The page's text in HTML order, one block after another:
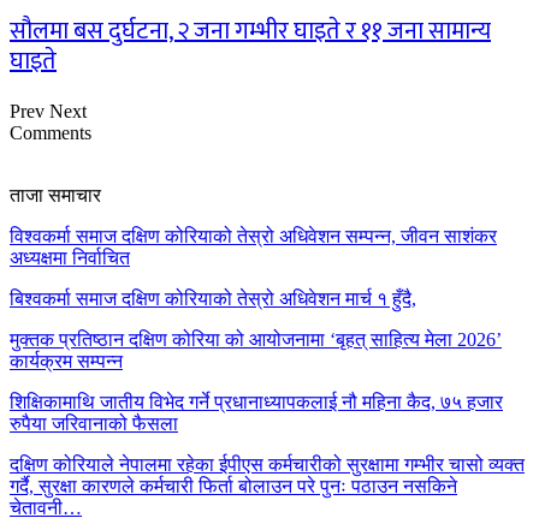
सौलमा बस दुर्घटना, २ जना गम्भीर घाइते र ११ जना सामान्य
घाइते
Prev Next
Comments
ताजा समाचार
विश्वकर्मा समाज दक्षिण कोरियाको तेस्रो अधिवेशन सम्पन्न, जीवन साशंकर
अध्यक्षमा निर्वाचित
बिश्वकर्मा समाज दक्षिण कोरियाको तेस्रो अधिवेशन मार्च १ हुँदै,
मुक्तक प्रतिष्ठान दक्षिण कोरिया को आयोजनामा ‘बृहत् साहित्य मेला 2026’
कार्यक्रम सम्पन्न
शिक्षिकामाथि जातीय विभेद गर्ने प्रधानाध्यापकलाई नौ महिना कैद, ७५ हजार
रुपैया जरिवानाको फैसला
दक्षिण कोरियाले नेपालमा रहेका ईपीएस कर्मचारीको सुरक्षामा गम्भीर चासो व्यक्त
गर्दै, सुरक्षा कारणले कर्मचारी फिर्ता बोलाउन परे पुनः पठाउन नसकिने
चेतावनी…